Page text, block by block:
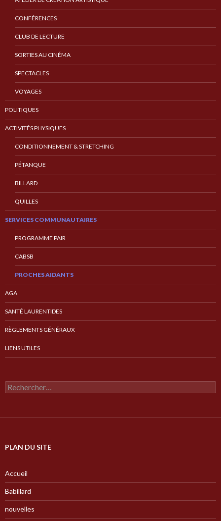
CONFÉRENCES
CLUB DE LECTURE
SORTIES AU CINÉMA
SPECTACLES
VOYAGES
POLITIQUES
ACTIVITÉS PHYSIQUES
CONDITIONNEMENT & STRETCHING
PÉTANQUE
BILLARD
QUILLES
SERVICES COMMUNAUTAIRES
PROGRAMME PAIR
CABSB
PROCHES AIDANTS
AGA
SANTÉ LAURENTIDES
RÈGLEMENTS GÉNÉRAUX
LIENS UTILES
Rechercher :
PLAN DU SITE
Accueil
Babillard
nouvelles